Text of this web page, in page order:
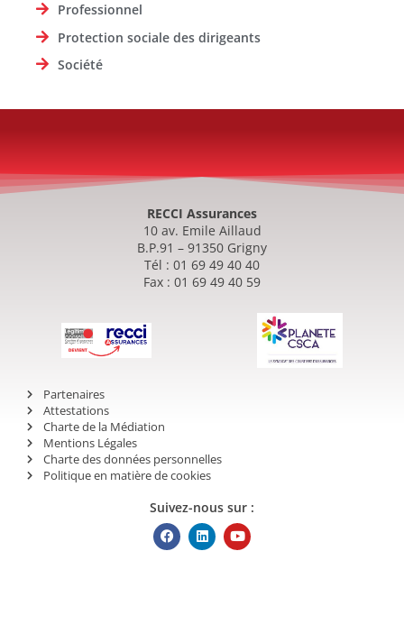
Professionnel
Protection sociale des dirigeants
Société
RECCI Assurances
10 av. Emile Aillaud
B.P.91 – 91350 Grigny
Tél : 01 69 49 40 40
Fax : 01 69 49 40 59
Partenaires
Attestations
Charte de la Médiation
Mentions Légales
Charte des données personnelles
Politique en matière de cookies
Suivez-nous sur :